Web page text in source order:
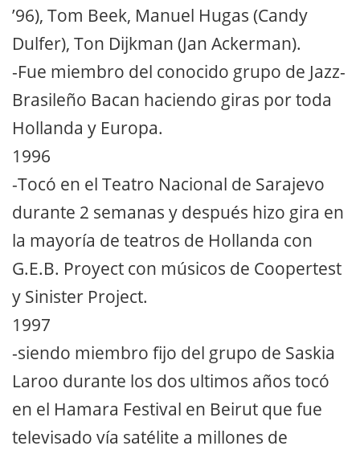
’96), Tom Beek, Manuel Hugas (Candy
Dulfer), Ton Dijkman (Jan Ackerman).
-Fue miembro del conocido grupo de Jazz-
Brasileño Bacan haciendo giras por toda
Hollanda y Europa.
1996
-Tocó en el Teatro Nacional de Sarajevo
durante 2 semanas y después hizo gira en
la mayoría de teatros de Hollanda con
G.E.B. Proyect con músicos de Coopertest
y Sinister Project.
1997
-siendo miembro fijo del grupo de Saskia
Laroo durante los dos ultimos años tocó
en el Hamara Festival en Beirut que fue
televisado vía satélite a millones de